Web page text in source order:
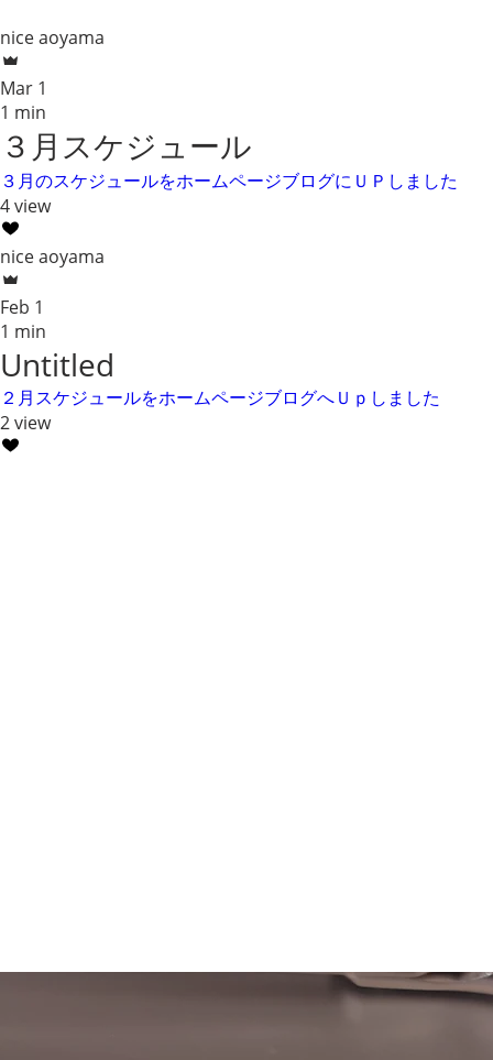
nice aoyama
Mar 1
1 min
３月スケジュール
３月のスケジュールをホームページブログにＵＰしました
4 view
nice aoyama
Feb 1
1 min
Untitled
２月スケジュールをホームページブログへＵｐしました
2 view